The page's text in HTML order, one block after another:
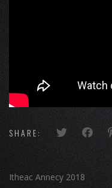
SHARE:
Itheac Annecy 2018